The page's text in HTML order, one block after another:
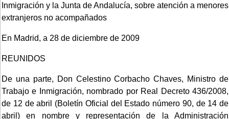
Inmigración y la Junta de Andalucía, sobre atención a menores
extranjeros no acompañados
En Madrid, a 28 de diciembre de 2009
REUNIDOS
De una parte, Don Celestino Corbacho Chaves, Ministro de
Trabajo e Inmigración, nombrado por Real Decreto 436/2008,
de 12 de abril (Boletín Oficial del Estado número 90, de 14 de
abril) en nombre y representación de la Administración